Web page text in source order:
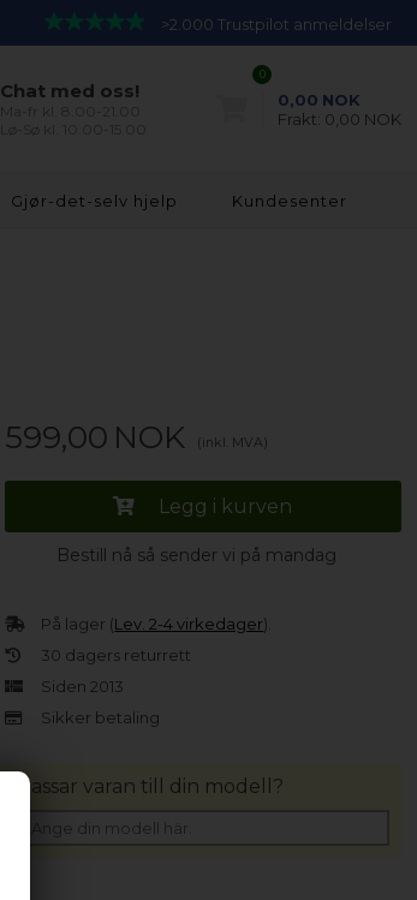
>2.000 Trustpilot anmeldelser
Chat med oss!
0
0,00 NOK
Frakt: 0,00 NOK
Gjør-det-selv hjelp Kundesenter
599,00 NOK (inkl. MVA)
Legg i kurven
Bestill nå så sender vi på mandag
På lager (Lev. 2-4 virkedager).
30 dagers returrett
Siden 2013
Sikker betaling
Passar varan till din modell?